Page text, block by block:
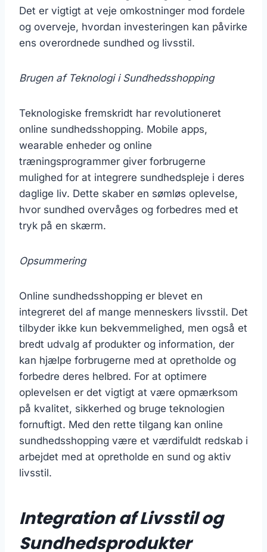
Det er vigtigt at veje omkostninger mod fordele
og overveje, hvordan investeringen kan påvirke
ens overordnede sundhed og livsstil.
Brugen af Teknologi i Sundhedsshopping
Teknologiske fremskridt har revolutioneret
online sundhedsshopping. Mobile apps,
wearable enheder og online
træningsprogrammer giver forbrugerne
mulighed for at integrere sundhedspleje i deres
daglige liv. Dette skaber en sømløs oplevelse,
hvor sundhed overvåges og forbedres med et
tryk på en skærm.
Opsummering
Online sundhedsshopping er blevet en
integreret del af mange menneskers livsstil. Det
tilbyder ikke kun bekvemmelighed, men også et
bredt udvalg af produkter og information, der
kan hjælpe forbrugerne med at opretholde og
forbedre deres helbred. For at optimere
oplevelsen er det vigtigt at være opmærksom
på kvalitet, sikkerhed og bruge teknologien
fornuftigt. Med den rette tilgang kan online
sundhedsshopping være et værdifuldt redskab i
arbejdet med at opretholde en sund og aktiv
livsstil.
Integration af Livsstil og
Sundhedsprodukter